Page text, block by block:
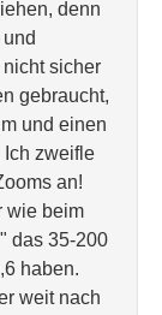
denn
nicht sicher
gebraucht,
und einen
zweifle
an!
wie beim
das 35-200
haben.
weit nach